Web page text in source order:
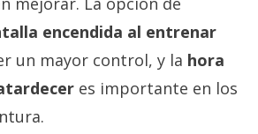
encendida al entrenar
un mayor control, y la hora
es importante en los